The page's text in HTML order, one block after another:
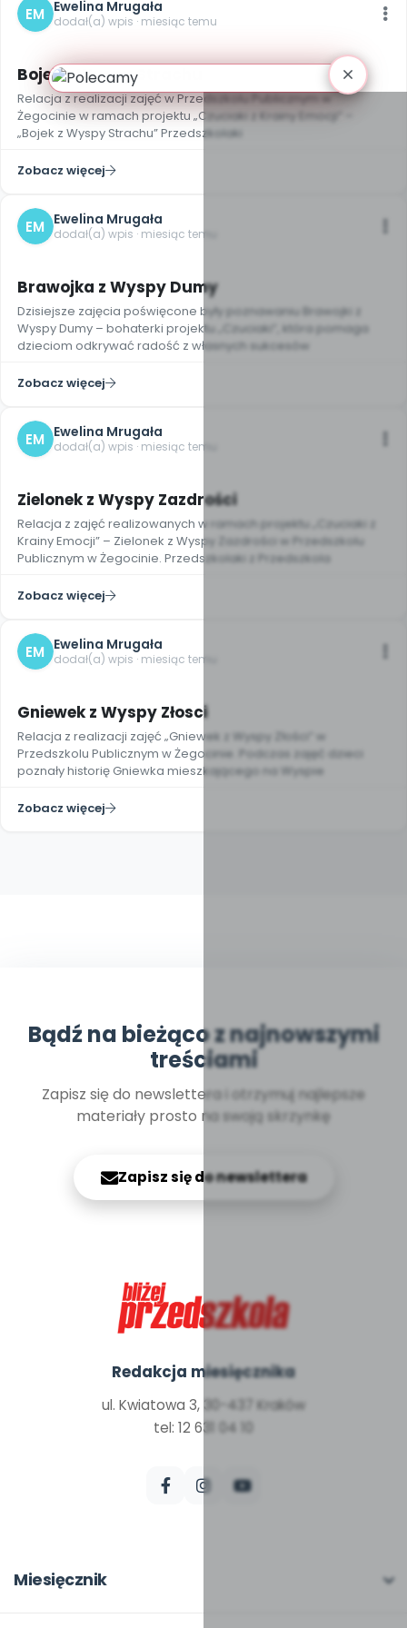
EM Ewelina Mrugała
dodał(a) wpis · miesiąc temu
Bojek z Wyspy Strachu
Relacja z realizacji zajęć w Przedszkolu Publicznym w
Żegocinie w ramach projektu „Czuciaki z Krainy Emocji” –
„Bojek z Wyspy Strachu” Przedszkolaki
Zobacz więcej
EM Ewelina Mrugała
dodał(a) wpis · miesiąc temu
Brawojka z Wyspy Dumy
Dzisiejsze zajęcia poświęcone były poznawaniu Brawojki z
Wyspy Dumy – bohaterki projektu „Czuciaki”, która pomaga
dzieciom odkrywać radość z własnych sukcesów
Zobacz więcej
EM Ewelina Mrugała
dodał(a) wpis · miesiąc temu
Zielonek z Wyspy Zazdrości
Relacja z zajęć realizowanych w ramach projektu „Czuciaki z
Krainy Emocji” – Zielonek z Wyspy Zazdrości w Przedszkolu
Publicznym w Żegocinie. Przedszkolaki z Przedszkola
Zobacz więcej
EM Ewelina Mrugała
dodał(a) wpis · miesiąc temu
Gniewek z Wyspy Złosci
Relacja z realizacji zajęć „Gniewek z Wyspy Złości” w
Przedszkolu Publicznym w Żegocinie. Podczas zajęć dzieci
poznały historię Gniewka mieszkającego na Wyspie
Zobacz więcej
Bądź na bieżąco z najnowszymi
treściami
Zapisz się do newslettera i otrzymuj najlepsze
materiały prosto na swoją skrzynkę
Zapisz się do newslettera
Redakcja miesięcznika
ul. Kwiatowa 3, 30-437 Kraków
tel: 12 631 04 10
Miesięcznik